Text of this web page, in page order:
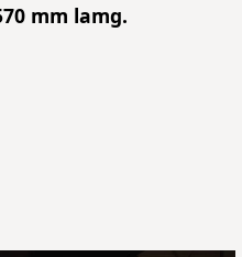
mm lamg.